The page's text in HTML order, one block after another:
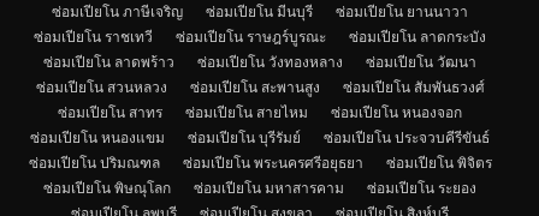
ซ่อมเปียโน ภาษีเจริญ
ซ่อมเปียโน มีนบุรี
ซ่อมเปียโน ยานนาวา
ซ่อมเปียโน ราชเทวี
ซ่อมเปียโน ราษฎร์บูรณะ
ซ่อมเปียโน ลาดกระบัง
ซ่อมเปียโน ลาดพร้าว
ซ่อมเปียโน วังทองหลาง
ซ่อมเปียโน วัฒนา
ซ่อมเปียโน สวนหลวง
ซ่อมเปียโน สะพานสูง
ซ่อมเปียโน สัมพันธวงศ์
ซ่อมเปียโน สาทร
ซ่อมเปียโน สายไหม
ซ่อมเปียโน หนองจอก
ซ่อมเปียโน หนองแขม
ซ่อมเปียโน บุรีรัมย์
ซ่อมเปียโน ประจวบคีรีขันธ์
ซ่อมเปียโน ปริมณฑล
ซ่อมเปียโน พระนครศรีอยุธยา
ซ่อมเปียโน พิจิตร
ซ่อมเปียโน พิษณุโลก
ซ่อมเปียโน มหาสารคาม
ซ่อมเปียโน ระยอง